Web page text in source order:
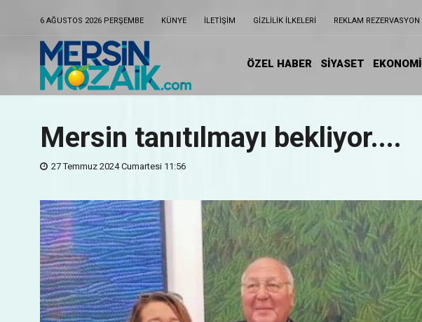
6 AĞUSTOS 2026 PERŞEMBE KÜNYE ILETIŞIM GIZLILIK ILKELERI REKLAM REZERVASYON
ÖZEL HABER SİYASET EKONOMİ
Mersin tanıtılmayı bekliyor....
27 Temmuz 2024 Cumartesi 11:56